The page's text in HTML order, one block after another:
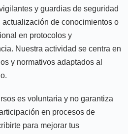
y guardias de seguridad
de conocimientos o
en protocolos y
Nuestra actividad se centra en
y normativos adaptados al
es voluntaria y no garantiza
en procesos de
para mejorar tus